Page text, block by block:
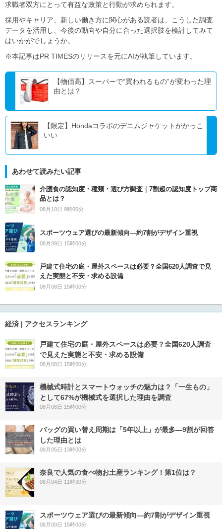
求職者双方にとって有益な政策と行動が求められます。
採用やキャリア、新しい働き方に関心がある読者は、こうした調査
データを活用し、今後の動向や自分に合った選択肢を検討してみて
はいかがでしょうか。
※本記事はPR TIMESのリリースを元にAIが執筆しています。
【物価高】スーパーで“買われるもの”が変わった理
由とは？
【限定】Hondaコラボのデニムジャケットがかっこ
いい
あわせて読みたい記事
介護食の認知度・種類・選び方調査｜7割超の認知度トップ商
品とは？
08月10日 9時00分
スポーツウェア選びの最新傾向―約7割がデザイン重視
08月09日 15時00分
戸建て住宅の庭・屋外スペースは必要？全国620人調査で見
えた実態と不安・求める設備
08月08日 15時00分
経済 | アクセスランキング
戸建て住宅の庭・屋外スペースは必要？全国620人調査
で見えた実態と不安・求める設備
08月08日 15時00分
機械式時計とスマートウォッチの魅力は？「一生もの」
として67%が機械式を選択した理由を調査
08月08日 15時00分
バッグの買い替え周期は「5年以上」が最多―9割が回答
した理由とは
08月05日 13時00分
奈良で人気の食べ物お土産ランキング！第1位は？
08月04日 11時30分
スポーツウェア選びの最新傾向―約7割がデザイン重視
08月09日 15時00分